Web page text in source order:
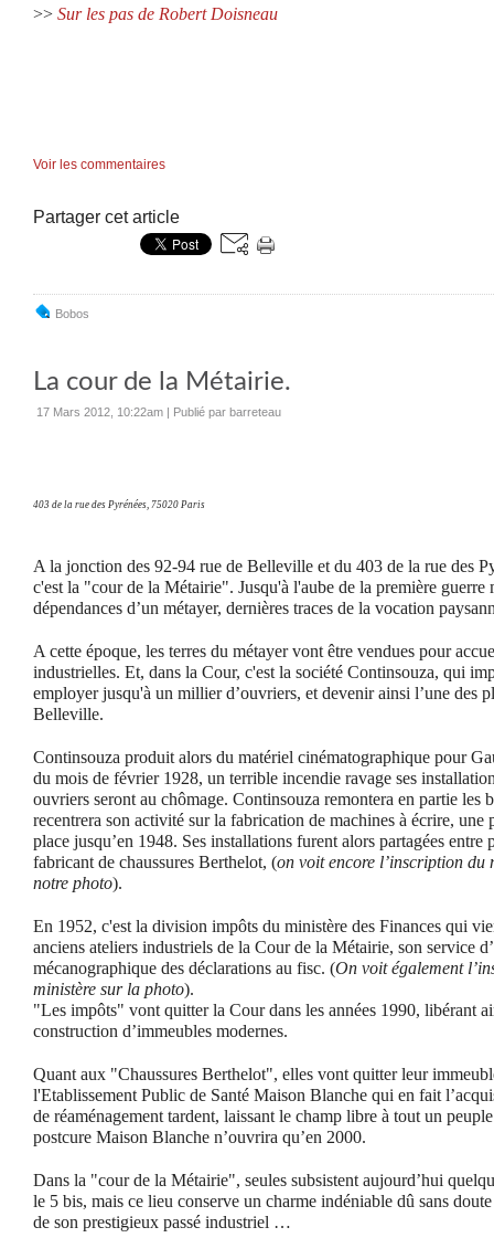
>> Sur les pas de Robert Doisneau
Voir les commentaires
Partager cet article
Bobos
La cour de la Métairie.
17 Mars 2012, 10:22am | Publié par barreteau
403 de la rue des Pyrénées, 75020 Paris
A la jonction des 92-94 rue de Belleville et du 403 de la rue des
c'est la "cour de la Métairie". Jusqu'à l'aube de la première guerre
dépendances d’un métayer, dernières traces de la vocation
A cette époque, les terres du métayer vont être vendues pour
industrielles. Et, dans la Cour, c'est la société Continsouza, qui
employer jusqu'à un millier d’ouvriers, et devenir ainsi l’une des
Belleville.
Continsouza produit alors du matériel cinématographique pour
du mois de février 1928, un terrible incendie ravage ses
ouvriers seront au chômage. Continsouza remontera en partie les
recentrera son activité sur la fabrication de machines à écrire, une
place jusqu’en 1948. Ses installations furent alors partagées entre
fabricant de chaussures Berthelot, (on voit encore l’inscription du
notre photo).
En 1952, c'est la division impôts du ministère des Finances qui
anciens ateliers industriels de la Cour de la Métairie, son service
mécanographique des déclarations au fisc. (On voit également
ministère sur la photo).
"Les impôts" vont quitter la Cour dans les années 1990, libérant
construction d’immeubles modernes.
Quant aux "Chaussures Berthelot", elles vont quitter leur
l'Etablissement Public de Santé Maison Blanche qui en fait
de réaménagement tardent, laissant le champ libre à tout un
postcure Maison Blanche n’ouvrira qu’en 2000.
Dans la "cour de la Métairie", seules subsistent aujourd’hui
le 5 bis, mais ce lieu conserve un charme indéniable dû sans
de son prestigieux passé industriel …